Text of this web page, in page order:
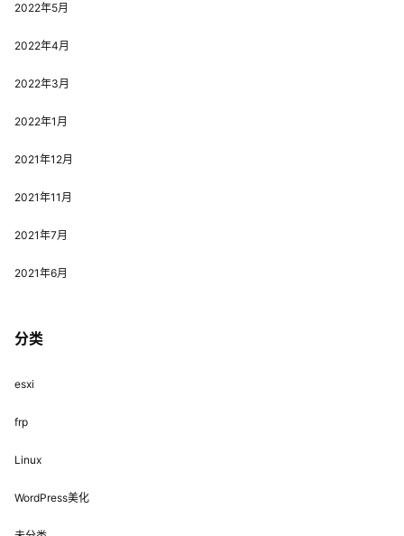
2022年5月
2022年4月
2022年3月
2022年1月
2021年12月
2021年11月
2021年7月
2021年6月
分类
esxi
frp
Linux
WordPress美化